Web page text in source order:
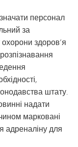
персонал
за
здоров’я
штату.
надати
марковані
адреналіну для